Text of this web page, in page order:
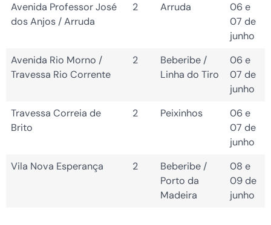
Avenida Professor José
dos Anjos / Arruda
2 Arruda
06 e
07 de
junho
Avenida Rio Morno /
Travessa Rio Corrente
2
Beberibe /
Linha do Tiro
06 e
07 de
junho
Travessa Correia de
Brito
2 Peixinhos
06 e
07 de
junho
Vila Nova Esperança
2
Beberibe /
Porto da
Madeira
08 e
09 de
junho